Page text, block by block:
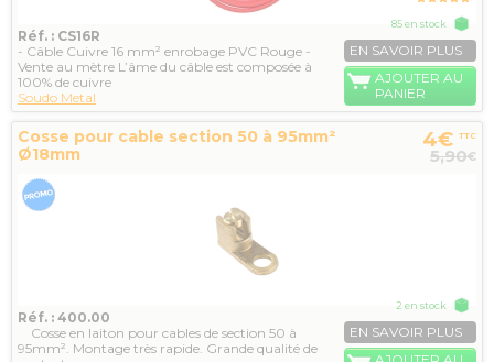
Réf. : CS16R
- Câble Cuivre 16 mm² enrobage PVC Rouge -
Vente au mètre L’âme du câble est composée à
100% de cuivre
Soudo Metal
85 en stock
EN SAVOIR PLUS
AJOUTER AU
PANIER
Cosse pour cable section 50 à 95mm²
Ø18mm
4€ TTC
5,90€
Réf. : 400.00
Cosse en laiton pour cables de section 50 à
95mm². Montage très rapide. Grande qualité de
2 en stock
EN SAVOIR PLUS